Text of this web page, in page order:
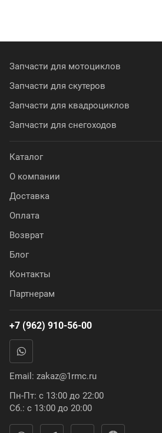
Запчасти для мотоциклов
Запчасти для скутеров
Запчасти для квадроциклов
Запчасти для снегоходов
Каталог
О компании
Доставка
Оплата
Возврат
Блог
Контакты
Партнерам
+7 (962) 910-56-00
Email: zakaz@1rmc.ru
Пн-Пт: с 13:00 до 22:00
Сб.: с 13:00 до 20:00